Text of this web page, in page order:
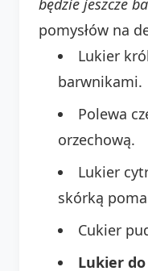
pomysłów na
Lukier
barwnikami.
Polewa
orzechową.
Lukier
skórką
Cukier
Lukier